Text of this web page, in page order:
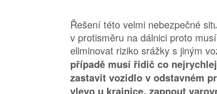
Řešení této velmi nebezpečné
v protisměru na dálnici proto
eliminovat riziko srážky s jiným
případě musí řidič co
zastavit vozidlo v odstavném
vlevo u krajnice, zapnout